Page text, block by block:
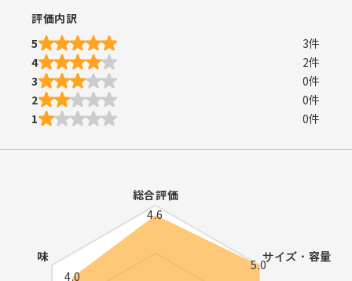
評価内訳
5
3件
4
2件
3
0件
2
0件
1
0件